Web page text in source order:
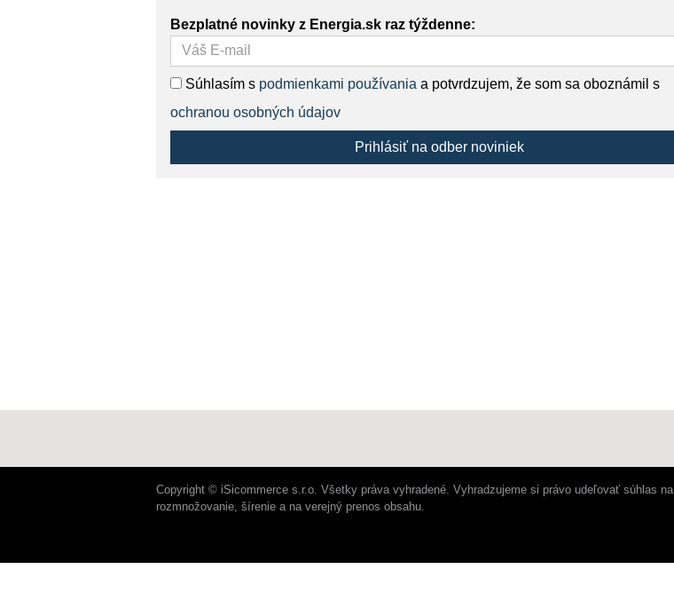
Bezplatné novinky z Energia.sk raz týždenne:
Súhlasím s podmienkami používania a potvrdzujem, že som sa oboznámil s
ochranou osobných údajov
Prihlásiť na odber noviniek
Copyright © iSicommerce s.r.o. Všetky práva vyhradené. Vyhradzujeme si právo udeľovať súhlas na
rozmnožovanie, šírenie a na verejný prenos obsahu.